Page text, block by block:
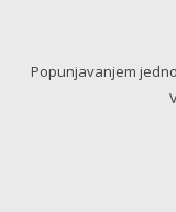
Popunjavanjem